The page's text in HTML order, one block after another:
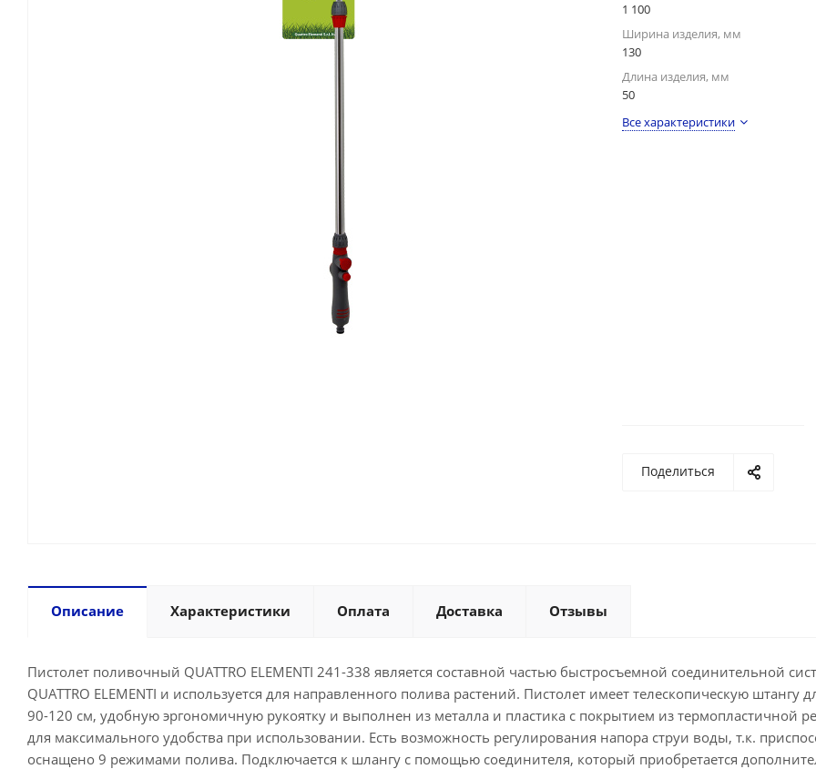
1 100
Ширина изделия, мм
130
Длина изделия, мм
50
Все характеристики
Поделиться
Описание Характеристики Оплата Доставка Отзывы
Пистолет поливочный QUATTRO ELEMENTI 241-338 является составной частью быстросъемной соединительной
QUATTRO ELEMENTI и используется для направленного полива растений. Пистолет имеет телескопическую штангу
90-120 см, удобную эргономичную рукоятку и выполнен из металла и пластика с покрытием из термопластичной
для максимального удобства при использовании. Есть возможность регулирования напора струи воды, т.к.
оснащено 9 режимами полива. Подключается к шлангу с помощью соединителя, который приобретается